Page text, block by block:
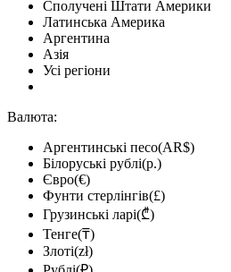
Сполучені Штати Америки
Латинська Америка
Аргентина
Азія
Усі регіони
Валюта:
Аргентинські песо(AR$)
Білоруські рублі(р.)
Євро(€)
Фунти стерлінгів(£)
Грузинські ларі(₾)
Тенге(₸)
Злоті(zł)